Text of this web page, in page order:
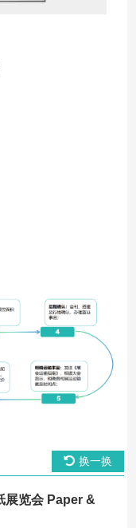
换一换
展览会 Paper &